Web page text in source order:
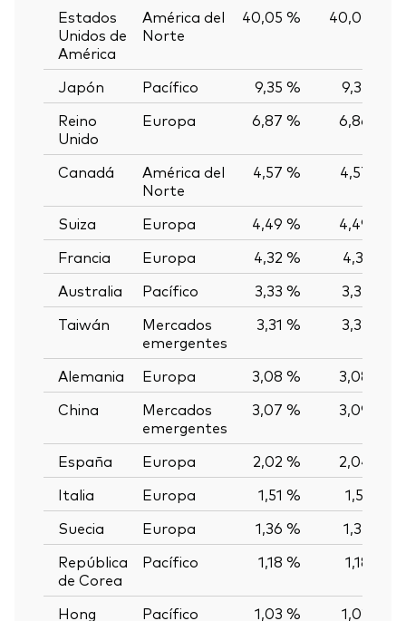
Estados
Unidos de
América
América del
Norte
40,05 % 40,02 %
Japón Pacífico 9,35 %
9,35 %
Reino
Unido
Europa 6,87 % 6,86 %
Canadá
América del
Norte
4,57 % 4,57 %
Suiza Europa 4,49 %
4,49 %
Francia
Europa 4,32 %
4,31 %
Australia
Pacífico 3,33 %
3,33 %
Taiwán
Mercados
emergentes
3,31 % 3,32 %
Alemania Europa 3,08 %
3,08 %
China
Mercados
emergentes
3,07 % 3,09 %
España Europa 2,02 %
2,04 %
Italia
Europa 1,51 %
1,51 %
Suecia
Europa 1,36 %
1,35 %
República
de Corea
Pacífico 1,18 % 1,18 %
Hong
Pacífico 1,03 % 1,02 %